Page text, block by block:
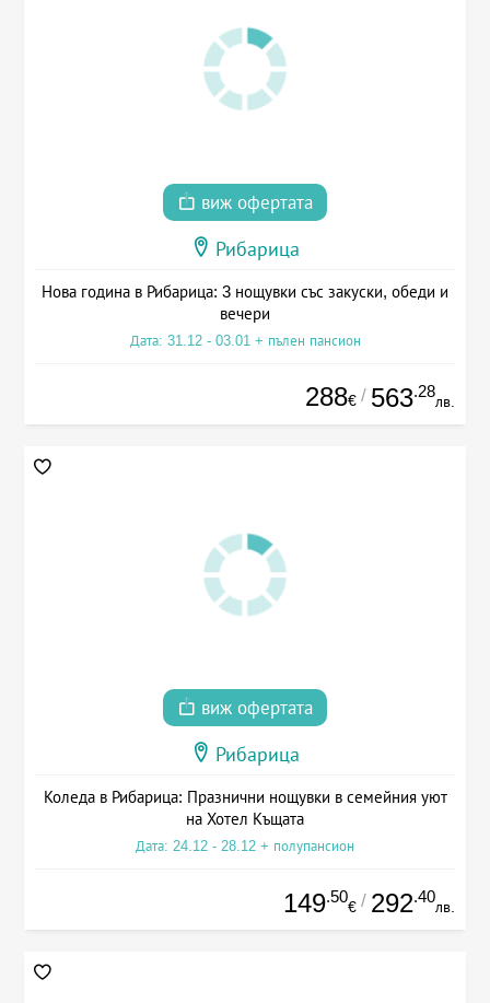
виж офертата
Рибарица
Нова година в Рибарица: 3 нощувки със закуски, обеди и
вечери
Дата: 31.12 - 03.01 + пълен пансион
288€ / 563.28
лв.
виж офертата
Рибарица
Коледа в Рибарица: Празнични нощувки в семейния уют
на Хотел Къщата
Дата: 24.12 - 28.12 + полупансион
149.50
€ / 292.40
лв.